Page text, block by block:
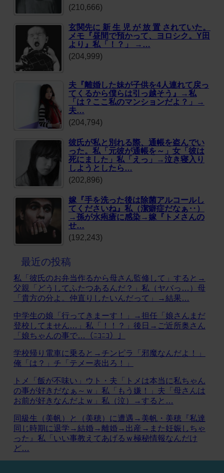
(210,666)
玄関先に 新 生 児 が 放 置 されていた。
メモ『昼間で預かって、ヨロシク。Y田
より』私「！？」 →…
(204,999)
夫『離婚した妹が子供を4人連れて戻っ
てくるから僕らは引っ越そう』→私
「は？ここ私のマンションだよ？」→
夫…
(204,794)
彼氏が私と別れる際、通帳を盗んでい
った。私「元彼が通帳を～」女「彼は
死にました」私「えっ」→泣き寝入り
しようとしたら…
(202,896)
嫁『手を洗った後は除菌アルコールし
てくださいね』私（潔癖症だなぁ‥）
→孫が水疱瘡に感染→嫁『トメさんの
せ…
(192,243)
最近の投稿
私「彼氏のお弁当作るから母さん監修して」すると→
父親「どうしてふたつあるんだ？」私（ヤバっ…）母
「貴方の分よ。仲直りしたいんだって」→結果…
中学生の娘「行ってきまーす！」→担任「娘さんまだ
登校してません…」私「！！？」後日→ご近所奥さん
「娘ちゃんの事で…（ﾆｺﾆｺ）」
学校帰り電車に乗ると→チンピラ「邪魔なんだよ！」
俺「は？」チ「テメー表出ろ！」
トメ「飯が不味い」ウト・夫「トメは本当に私ちゃん
の事が好きだなぁ～ｗ」私「もう嫌！」夫「母さんは
お前が好きなんだよｗ」私（泣）→すると…
同級生（美帆）と（美穂）に遭遇→美帆・美穂『私達
同じ時期に退学→結婚→離婚→出産→また妊娠しちゃ
った』私「いい事教えてあげるｗ極秘情報なんだけ
ど…